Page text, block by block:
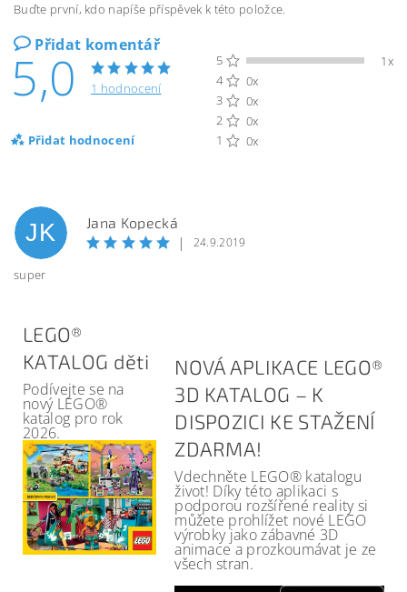
Buďte první, kdo napíše příspěvek k této položce.
Přidat komentář
5,0 1 hodnocení
Přidat hodnocení
5
1x
4
0x
3
0x
2
0x
1
0x
JK Jana Kopecká
| 24.9.2019
super
LEGO®
KATALOG děti
Podívejte se na
nový LEGO®
katalog pro rok
2026.
NOVÁ APLIKACE LEGO®
3D KATALOG – K
DISPOZICI KE STAŽENÍ
ZDARMA!
Vdechněte LEGO® katalogu
život! Díky této aplikaci s
podporou rozšířené reality si
můžete prohlížet nové LEGO
výrobky jako zábavné 3D
animace a prozkoumávat je ze
všech stran.